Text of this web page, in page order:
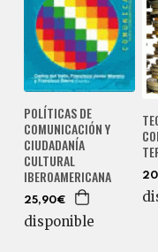
POLÍTICAS DE
COMUNICACIÓN Y
CIUDADANÍA
CULTURAL
IBEROAMERICANA
25,90€
disponible